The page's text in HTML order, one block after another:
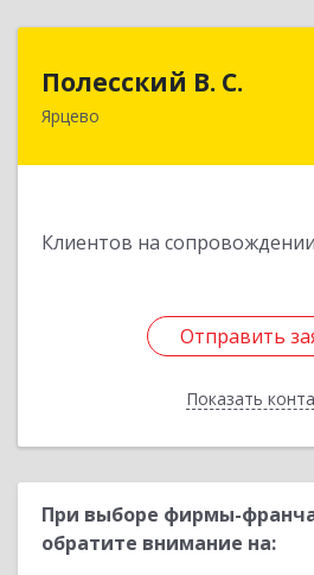
Полесский В. С.
Ярцево
Клиентов на сопровождении
Отправить
Показать
Отправить
Назад
При выборе фирмы-
обратите внимание на: